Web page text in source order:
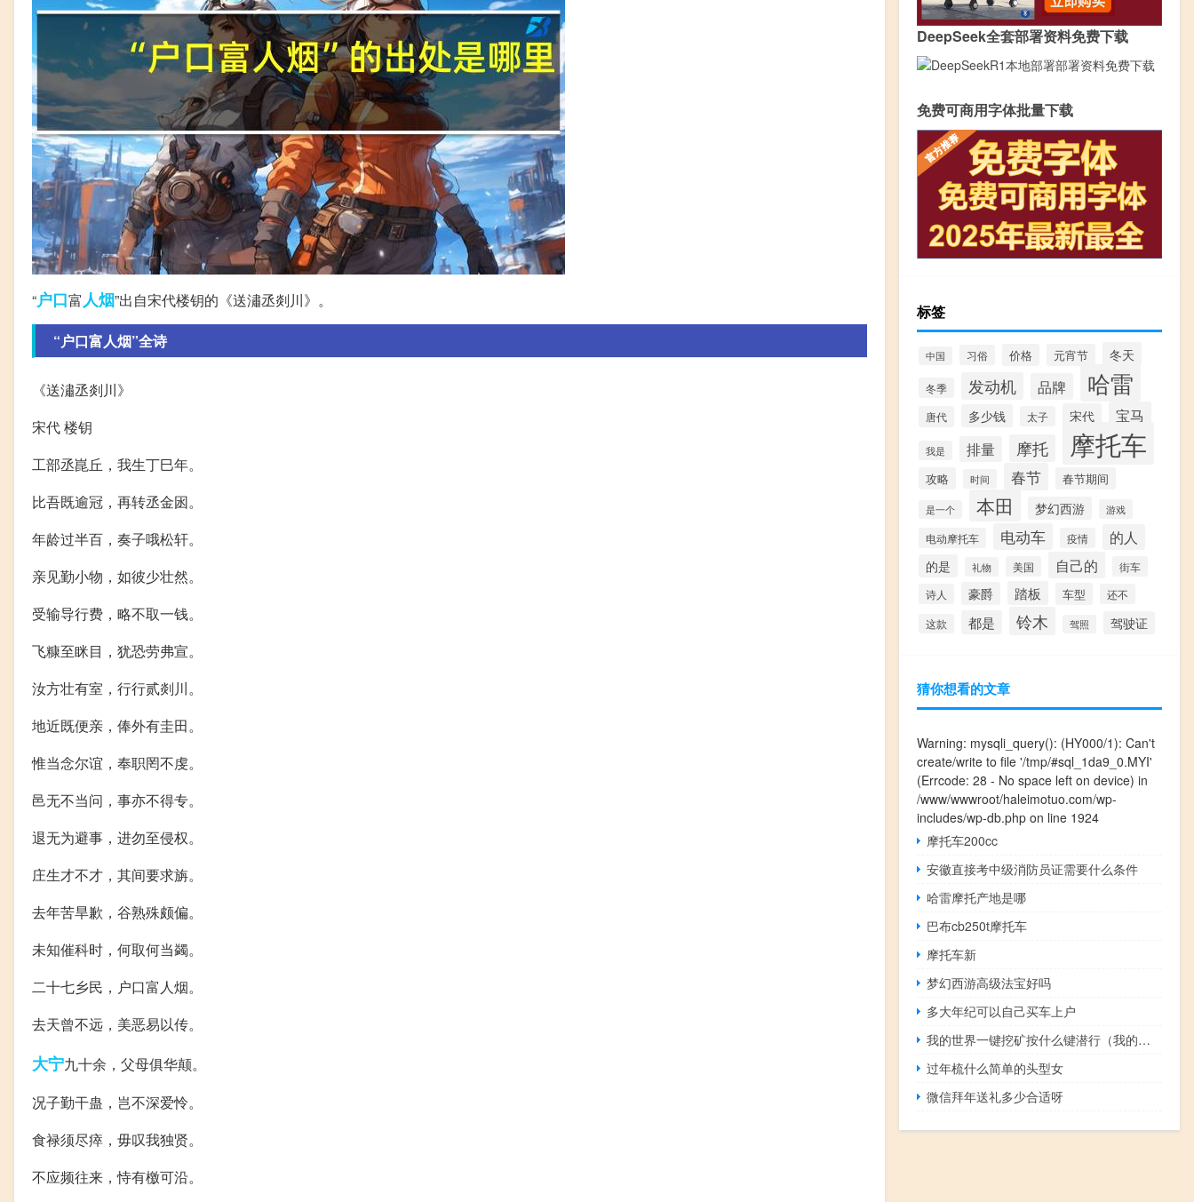
“户口富人烟”出自宋代楼钥的《送潚丞剡川》。
“户口富人烟”全诗
《送潚丞剡川》
宋代 楼钥
工部丞崑丘，我生丁巳年。
比吾既逾冠，再转丞金囦。
年龄过半百，奏子哦松轩。
亲见勤小物，如彼少壮然。
受输导行费，略不取一钱。
飞糠至眯目，犹恐劳弗宣。
汝方壮有室，行行贰剡川。
地近既便亲，俸外有圭田。
惟当念尔谊，奉职罔不虔。
邑无不当问，事亦不得专。
退无为避事，进勿至侵权。
庄生才不才，其间要求旃。
去年苦旱歉，谷熟殊颇偏。
未知催科时，何取何当蠲。
二十七乡民，户口富人烟。
去天曾不远，美恶易以传。
大宁九十余，父母俱华颠。
况子勤干蛊，岂不深爱怜。
食禄须尽瘁，毋叹我独贤。
不应频往来，恃有檄可沿。
DeepSeek全套部署资料免费下载
免费可商用字体批量下载
标签
中国 习俗 价格 元宵节 冬天
冬季 发动机 品牌 哈雷
唐代 多少钱 太子 宋代 宝马
我是 排量 摩托 摩托车
攻略 时间 春节 春节期间
是一个 本田 梦幻西游 游戏
电动摩托车 电动车 疫情 的人
的是 礼物 美国 自己的
街车
诗人
豪爵 踏板 车型 还不
这款 都是 铃木 驾照 驾驶证
猜你想看的文章
Warning: mysqli_query(): (HY000/1): Can't
create/write to file '/tmp/#sql_1da9_0.MYI'
(Errcode: 28 - No space left on device) in
/www/wwwroot/haleimotuo.com/wp-
includes/wp-db.php on line 1924
摩托车200cc
安徽直接考中级消防员证需要什么条件
哈雷摩托产地是哪
巴布cb250t摩托车
摩托车新
梦幻西游高级法宝好吗
多大年纪可以自己买车上户
我的世界一键挖矿按什么键潜行（我的世界一键挖矿按什么键）
过年梳什么简单的头型女
微信拜年送礼多少合适呀